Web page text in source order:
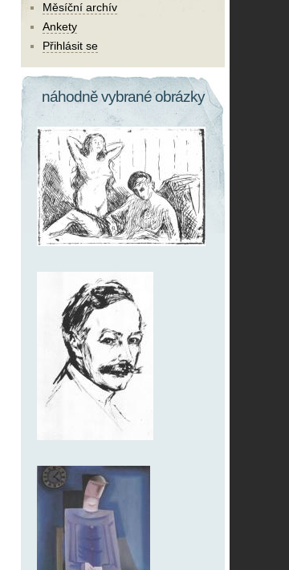
Měsíční archív
Ankety
Přihlásit se
náhodně vybrané obrázky